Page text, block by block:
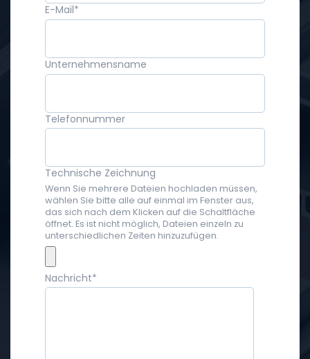
E-Mail*
Unternehmensname
Telefonnummer
Technische Zeichnung
Wenn Sie mehrere Dateien hochladen müssen,
wählen Sie bitte alle auf einmal im Fenster aus,
das sich nach dem Klicken auf die Schaltfläche
öffnet. Es ist nicht möglich, Dateien einzeln zu
unterschiedlichen Zeiten hinzuzufügen.
Nachricht*